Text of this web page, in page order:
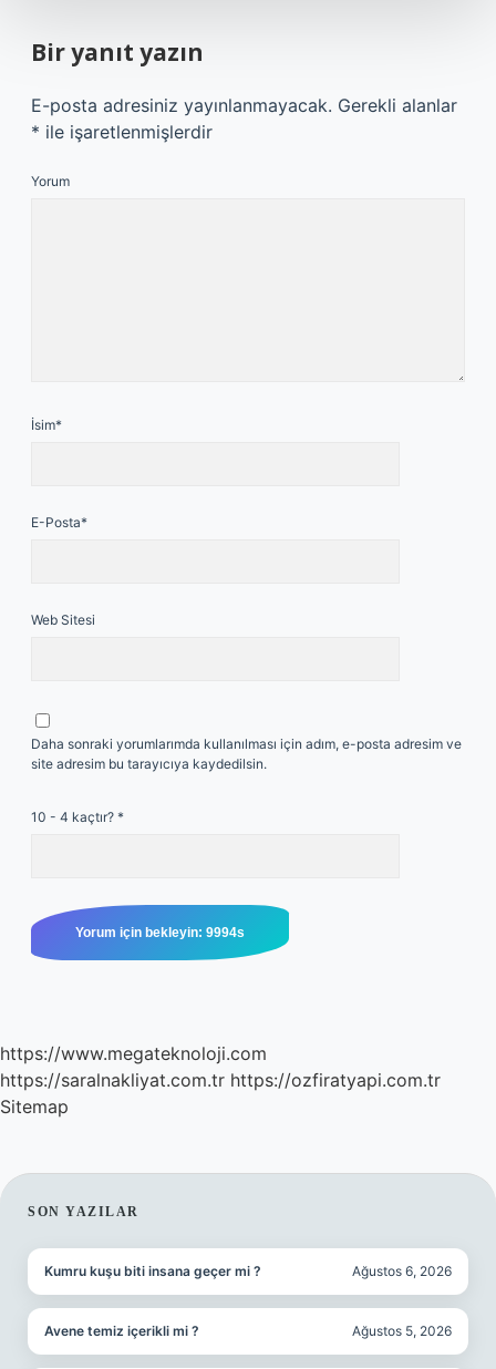
Bir yanıt yazın
E-posta adresiniz yayınlanmayacak. Gerekli alanlar
* ile işaretlenmişlerdir
Yorum
İsim*
E-Posta*
Web Sitesi
Daha sonraki yorumlarımda kullanılması için adım, e-posta adresim ve
site adresim bu tarayıcıya kaydedilsin.
10 - 4 kaçtır? *
https://www.megateknoloji.com
https://saralnakliyat.com.tr https://ozfiratyapi.com.tr
Sitemap
SIDEBAR
SON YAZILAR
Kumru kuşu biti insana geçer mi ? Ağustos 6, 2026
Avene temiz içerikli mi ? Ağustos 5, 2026